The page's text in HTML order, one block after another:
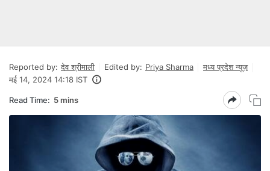
Reported by: देव श्रीमाली Edited by: Priya Sharma
मध्य प्रदेश न्यूज़
मई 14, 2024 14:18 IST
Read Time: 5 mins